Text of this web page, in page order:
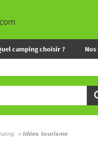
camping choisir ?
Idées tourisme